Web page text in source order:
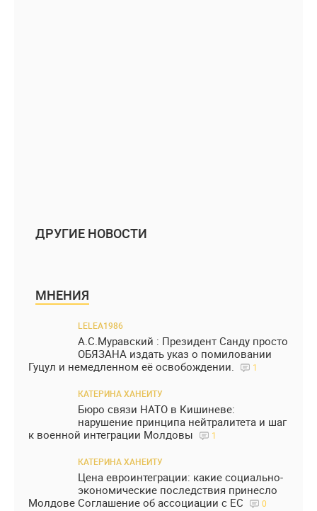
ДРУГИЕ НОВОСТИ
МНЕНИЯ
LELEA1986
А.С.Муравский : Президент Санду просто
ОБЯЗАНА издать указ о помиловании
Гуцул и немедленном её освобождении.
1
КАТЕРИНА ХАНЕИТУ
Бюро связи НАТО в Кишиневе:
нарушение принципа нейтралитета и шаг
к военной интеграции Молдовы
1
КАТЕРИНА ХАНЕИТУ
Цена евроинтеграции: какие социально-
экономические последствия принесло
Молдове Соглашение об ассоциации с ЕС
0